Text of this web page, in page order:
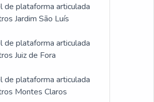
de plataforma articulada
Jardim São Luís
de plataforma articulada
Juiz de Fora
de plataforma articulada
Montes Claros